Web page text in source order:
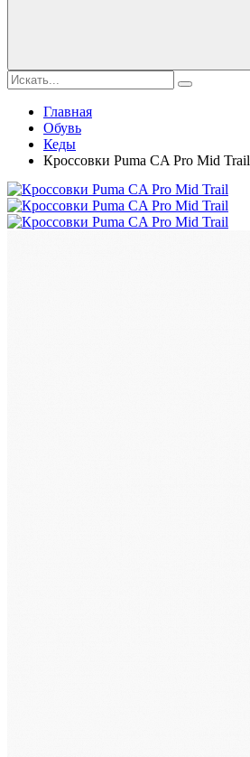
Главная
Обувь
Кеды
Кроссовки Puma CA Pro Mid Trail